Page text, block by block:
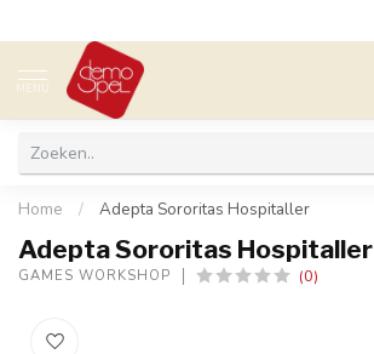
MENU
Home / Adepta Sororitas Hospitaller
Adepta Sororitas Hospitaller
GAMES WORKSHOP (0)